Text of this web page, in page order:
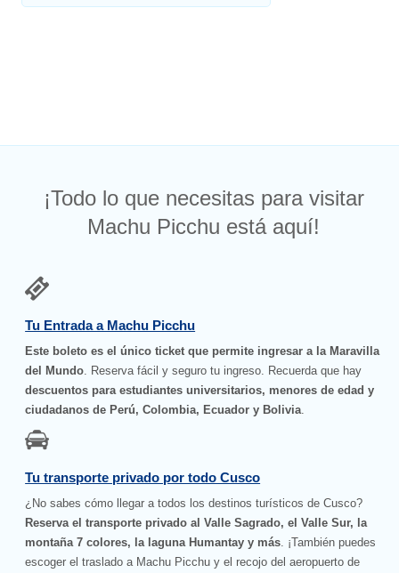
¡Todo lo que necesitas para visitar
Machu Picchu está aquí!
Tu Entrada a Machu Picchu
Este boleto es el único ticket que permite ingresar a la Maravilla
del Mundo . Reserva fácil y seguro tu ingreso. Recuerda que hay
descuentos para estudiantes universitarios, menores de edad y
ciudadanos de Perú, Colombia, Ecuador y Bolivia
Tu transporte privado por todo Cusco
¿No sabes cómo llegar a todos los destinos turísticos de Cusco?
Reserva el transporte privado al Valle Sagrado, el Valle Sur, la
montaña 7 colores, la laguna Humantay y más . ¡También puedes
escoger el traslado a Machu Picchu y el recojo del aeropuerto de